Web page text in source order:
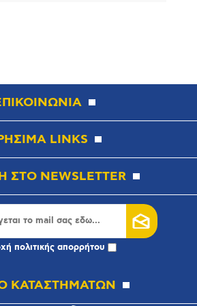
LINKS
ΣΤΟ NEWSLETTER
πολιτικής απορρήτου
ΚΑΤΑΣΤΗΜΑΤΩΝ